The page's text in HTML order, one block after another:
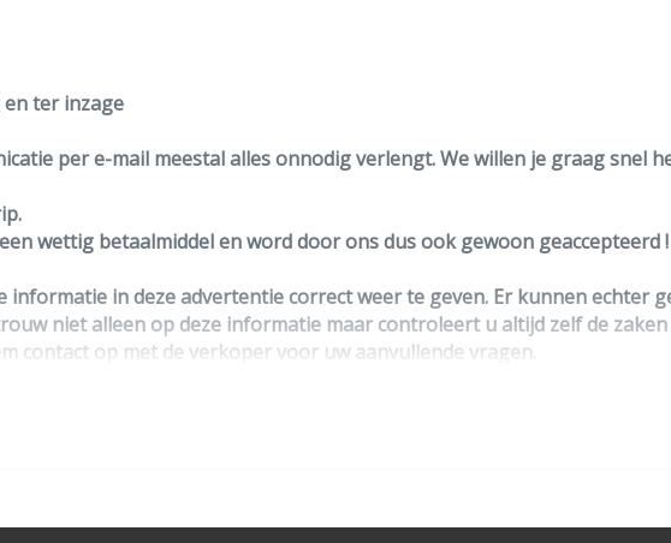
ter inzage
per e-mail meestal alles onnodig verlengt. We willen je graag snel
wettig betaalmiddel en word door ons dus ook gewoon geaccepteerd !
in deze advertentie correct weer te geven. Er kunnen echter
niet alleen op deze informatie maar controleert u altijd zelf de
contact op met de verkoper voor uw aanvullende vragen.